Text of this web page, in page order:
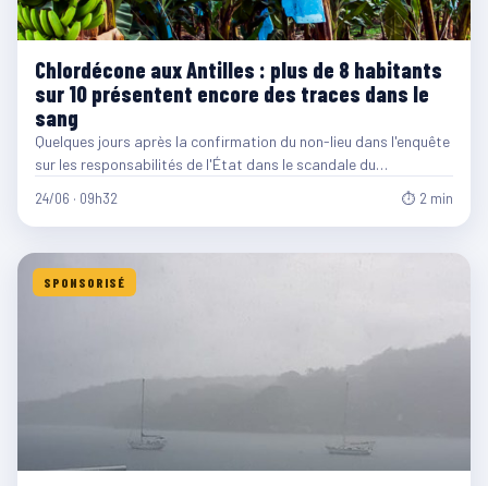
Chlordécone aux Antilles : plus de 8 habitants
sur 10 présentent encore des traces dans le
sang
Quelques jours après la confirmation du non-lieu dans l'enquête
sur les responsabilités de l'État dans le scandale du…
24/06 · 09h32 ⏱ 2 min
SPONSORISÉ